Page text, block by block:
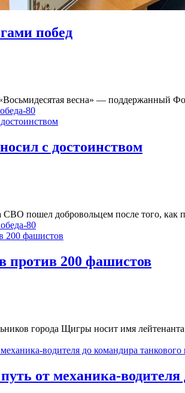
побед
весна» — поддержанный
80
с достоинством
пошел добровольцем после того, как
80
против 200 фашистов
города Щигры носит имя
от механика-водителя